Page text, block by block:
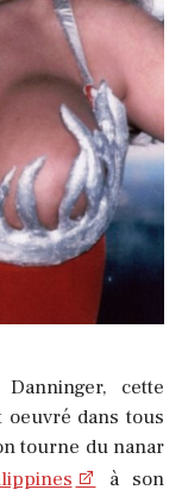
cette
dans tous
tourne du nanar
à son